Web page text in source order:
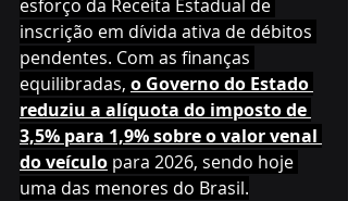
esforço da Receita Estadual de
inscrição em dívida ativa de débitos
pendentes. Com as finanças
equilibradas, o Governo do Estado
reduziu a alíquota do imposto de
3,5% para 1,9% sobre o valor venal
do veículo para 2026, sendo hoje
uma das menores do Brasil.